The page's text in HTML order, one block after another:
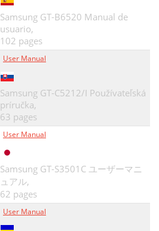
Samsung GT-B6520 Manual de
usuario,
102 pages
User Manual
Samsung GT-C5212/I Používateľská
príručka,
63 pages
User Manual
Samsung GT-S3501C ユーザーマニ
ュアル,
62 pages
User Manual